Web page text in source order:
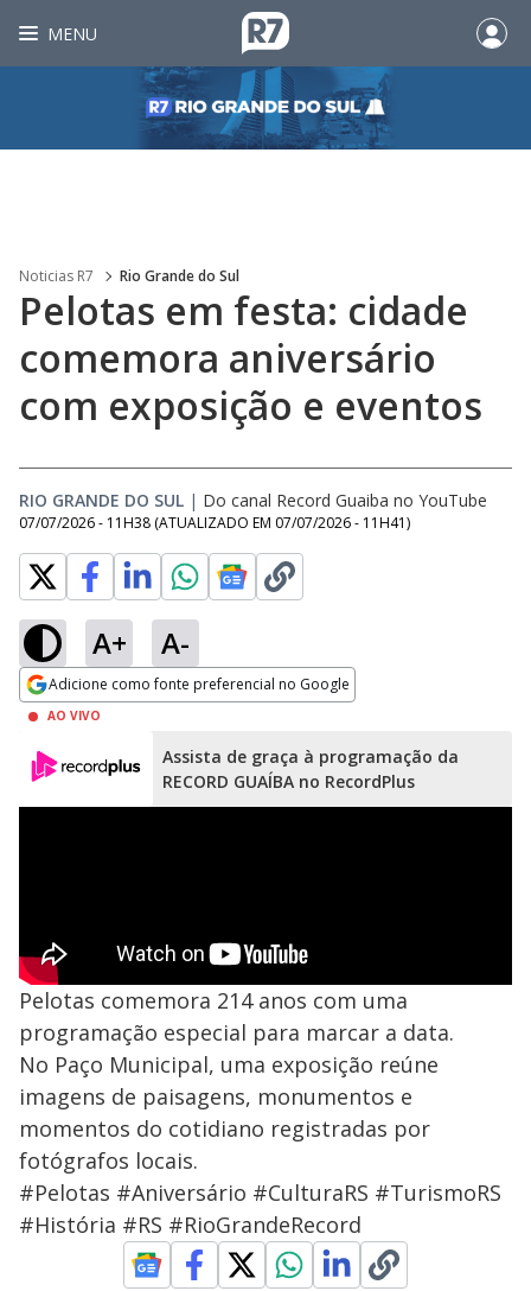
MENU
Noticias R7 Rio Grande do Sul
Pelotas em festa: cidade
comemora aniversário
com exposição e eventos
RIO GRANDE DO SUL | Do canal Record Guaiba no YouTube
07/07/2026 - 11H38 (ATUALIZADO EM 07/07/2026 - 11H41)
A+ A-
Adicione como fonte preferencial no Google
Opens in new window
AO VIVO
Assista de graça à programação da
RECORD GUAÍBA no RecordPlus
Pelotas comemora 214 anos com uma
programação especial para marcar a data.
No Paço Municipal, uma exposição reúne
imagens de paisagens, monumentos e
momentos do cotidiano registradas por
fotógrafos locais.
#Pelotas #Aniversário #CulturaRS #TurismoRS
#História #RS #RioGrandeRecord